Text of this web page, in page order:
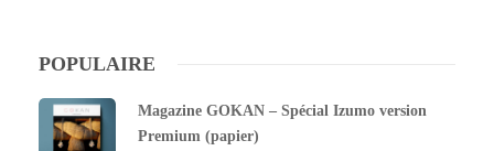
POPULAIRE
Magazine GOKAN – Spécial Izumo version
Premium (papier)